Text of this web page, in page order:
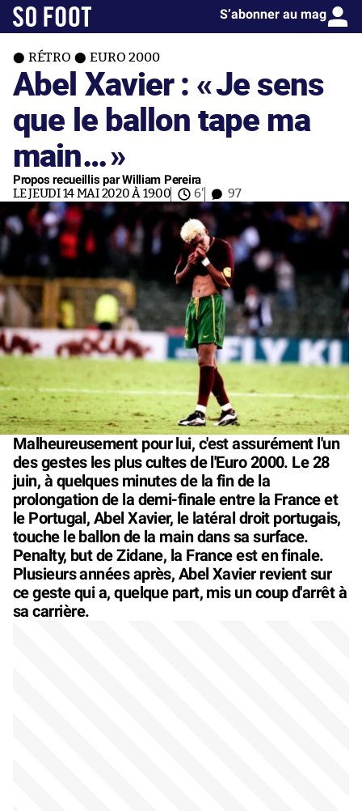
S’abonner au mag
RÉTRO EURO 2000
Abel Xavier : «Je sens
que le ballon tape ma
main…»
Propos recueillis par William Pereira
LE JEUDI 14 MAI 2020 À 19:00 6' 97
Malheureusement pour lui, c'est assurément l'un
des gestes les plus cultes de l'Euro 2000. Le 28
juin, à quelques minutes de la fin de la
prolongation de la demi-finale entre la France et
le Portugal, Abel Xavier, le latéral droit portugais,
touche le ballon de la main dans sa surface.
Penalty, but de Zidane, la France est en finale.
Plusieurs années après, Abel Xavier revient sur
ce geste qui a, quelque part, mis un coup d'arrêt à
sa carrière.